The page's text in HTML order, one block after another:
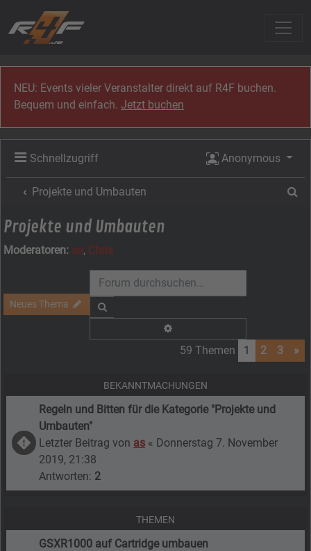
NEU: Events vieler Veranstalter direkt auf R4F buchen.
Bequem und einfach.Jetzt buchen
Schnellzugriff Anonymous
Projekte und Umbauten
Projekte und Umbauten
Moderatoren: as, Chris
Neues Thema
59 Themen 1 2 3 »
BEKANNTMACHUNGEN
Regeln und Bitten für die Kategorie "Projekte und
Umbauten"
Letzter Beitrag von as « Donnerstag 7. November
2019, 21:38
Antworten: 2
THEMEN
GSXR1000 auf Cartridge umbauen